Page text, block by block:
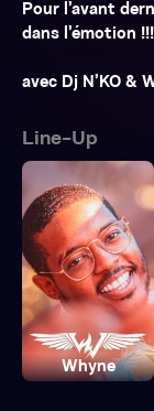
Pour l’avant
dans l’émotion !!!
avec Dj N’KO &
Line-Up
Whyne